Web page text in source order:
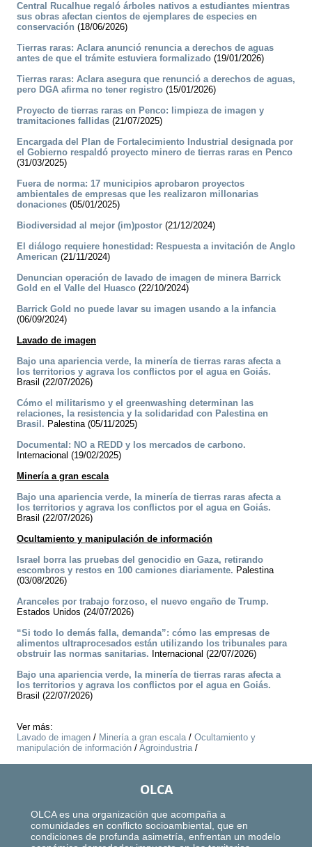
Central Rucalhue regaló árboles nativos a estudiantes mientras
sus obras afectan cientos de ejemplares de especies en
conservación (18/06/2026)
Tierras raras: Aclara anunció renuncia a derechos de aguas
antes de que el trámite estuviera formalizado (19/01/2026)
Tierras raras: Aclara asegura que renunció a derechos de aguas,
pero DGA afirma no tener registro (15/01/2026)
Proyecto de tierras raras en Penco: limpieza de imagen y
tramitaciones fallidas (21/07/2025)
Encargada del Plan de Fortalecimiento Industrial designada por
el Gobierno respaldó proyecto minero de tierras raras en Penco
(31/03/2025)
Fuera de norma: 17 municipios aprobaron proyectos
ambientales de empresas que les realizaron millonarias
donaciones (05/01/2025)
Biodiversidad al mejor (im)postor (21/12/2024)
El diálogo requiere honestidad: Respuesta a invitación de Anglo
American (21/11/2024)
Denuncian operación de lavado de imagen de minera Barrick
Gold en el Valle del Huasco (22/10/2024)
Barrick Gold no puede lavar su imagen usando a la infancia
(06/09/2024)
Lavado de imagen
Bajo una apariencia verde, la minería de tierras raras afecta a
los territorios y agrava los conflictos por el agua en Goiás.
Brasil (22/07/2026)
Cómo el militarismo y el greenwashing determinan las
relaciones, la resistencia y la solidaridad con Palestina en
Brasil. Palestina (05/11/2025)
Documental: NO a REDD y los mercados de carbono.
Internacional (19/02/2025)
Minería a gran escala
Bajo una apariencia verde, la minería de tierras raras afecta a
los territorios y agrava los conflictos por el agua en Goiás.
Brasil (22/07/2026)
Ocultamiento y manipulación de información
Israel borra las pruebas del genocidio en Gaza, retirando
escombros y restos en 100 camiones diariamente. Palestina
(03/08/2026)
Aranceles por trabajo forzoso, el nuevo engaño de Trump.
Estados Unidos (24/07/2026)
“Si todo lo demás falla, demanda”: cómo las empresas de
alimentos ultraprocesados están utilizando los tribunales para
obstruir las normas sanitarias. Internacional (22/07/2026)
Bajo una apariencia verde, la minería de tierras raras afecta a
los territorios y agrava los conflictos por el agua en Goiás.
Brasil (22/07/2026)
Ver más:
Lavado de imagen / Minería a gran escala/ Ocultamiento y
manipulación de información / Agroindustria/
OLCA
OLCA es una organización que acompaña a
comunidades en conflicto socioambiental, que en
condiciones de profunda asimetría, enfrentan un modelo